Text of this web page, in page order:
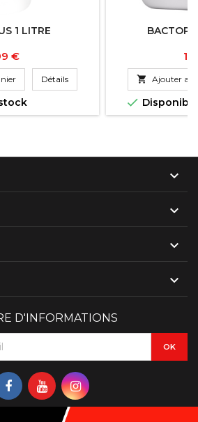
1 LITRE
€
Détails  Ajouter au





D'INFORMATIONS